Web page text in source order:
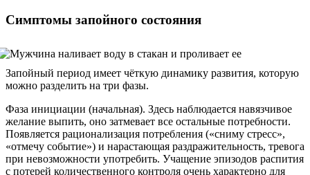
Симптомы запойного состояния
Запойный период имеет чёткую динамику развития, которую
можно разделить на три фазы.
Фаза инициации (начальная). Здесь наблюдается навязчивое
желание выпить, оно затмевает все остальные потребности.
Появляется рационализация потребления («сниму стресс»,
«отмечу событие») и нарастающая раздражительность, тревога
при невозможности употребить. Учащение эпизодов распития
с потерей количественного контроля очень характерно для